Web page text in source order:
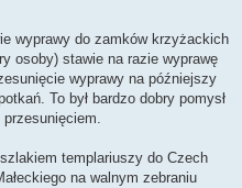
wyprawy do zamków krzyżackich
osoby) stawie na razie wyprawę
wyprawy na późniejszy
To był bardzo dobry pomysł
templariuszy do Czech
na walnym zebraniu